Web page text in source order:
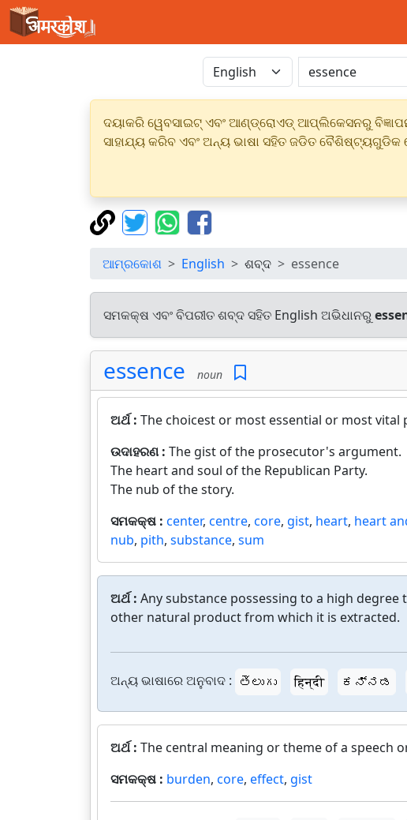
ଦୟାକରି ୱେବସାଇଟ୍ ଏବଂ ଆଣ୍ଡ୍ରୋଏଡ୍ ଆପ୍ଲିକେସନରୁ
ସାହାଯ୍ୟ କରିବ ଏବଂ ଅନ୍ୟ ଭାଷା ସହିତ ଜଡିତ ବୈଶିଷ୍ଟ୍ୟଗୁଡିକ
ଆମ୍ରକୋଶ English ଶବ୍ଦ essence
ସମକକ୍ଷ ଏବଂ ବିପରୀତ ଶବ୍ଦ ସହିତ English ଅଭିଧାନରୁ
essence noun
ଅର୍ଥ : The choicest or most essential or most vital
ଉଦାହରଣ : The gist of the prosecutor's argument.
The heart and soul of the Republican Party.
The nub of the story.
ସମକକ୍ଷ : center, centre, core, gist, heart, heart
nub, pith, substance, sum
ଅର୍ଥ : Any substance possessing to a high
other natural product from which it is extracted.
ଅନ୍ୟ ଭାଷାରେ ଅନୁବାଦ : తెలుగు हिन्दी ಕನ್ನಡ
ଅର୍ଥ : The central meaning or theme of a speech
ସମକକ୍ଷ : burden, core, effect, gist